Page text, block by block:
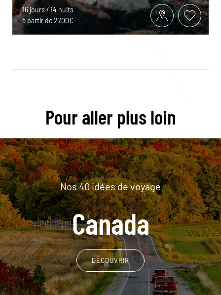
16 jours / 14 nuits
à partir de 2700€
Pour aller plus loin
Nos 40 idées de voyage
Canada
DÉCOUVRIR